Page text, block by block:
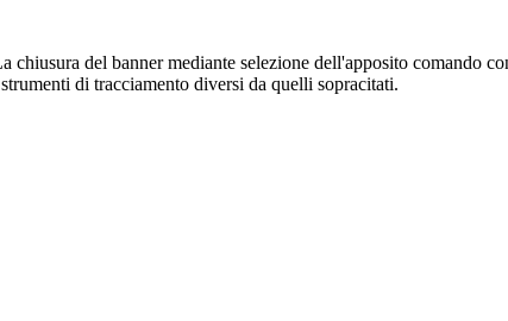
chiusura del banner mediante selezione dell'apposito comando
di tracciamento diversi da quelli sopracitati.